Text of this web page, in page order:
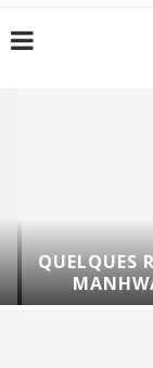
QUELQUES
MANHWA